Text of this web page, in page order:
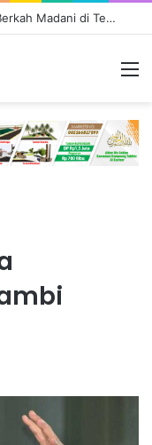
Rutinitas Jum’at Berkah PT.Potensi Berkah Madani di Tebo, Salurkan Bantuan ke Masyarakat